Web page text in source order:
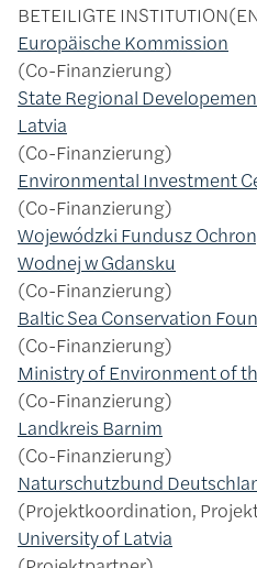
BETEILIGTE
Europäische Kommission
Co-Finanzierung
State Regional
Latvia
Co-Finanzierung
Environmental Investment
Co-Finanzierung
Wojewódzki Fundusz
Wodnej w Gdansku
Co-Finanzierung
Baltic Sea Conservation
Co-Finanzierung
Ministry of Environment of
Co-Finanzierung
Landkreis Barnim
Co-Finanzierung
Naturschutzbund
Projektkoordination,
University of Latvia